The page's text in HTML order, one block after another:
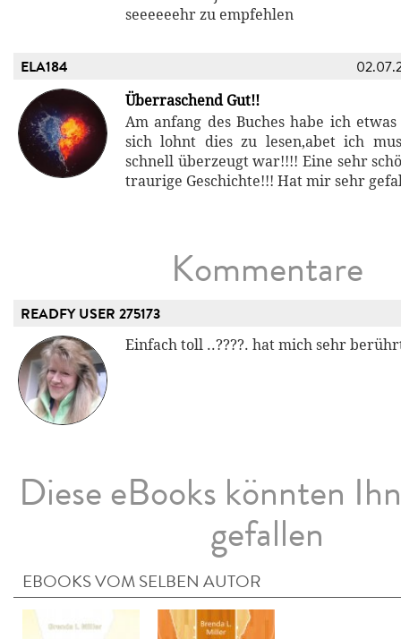
seeeeeehr zu empfehlen
ELA184
Überraschend Gut!!
Am anfang des Buches habe ich
sich lohnt dies zu lesen,abet ich
schnell überzeugt war!!!! Eine sehr
traurige Geschichte!!! Hat mir sehr
Kommentare
READFY USER 275173
Einfach toll ..????. hat mich sehr
Diese eBooks könnten
gefallen
EBOOKS VOM SELBEN AUTOR